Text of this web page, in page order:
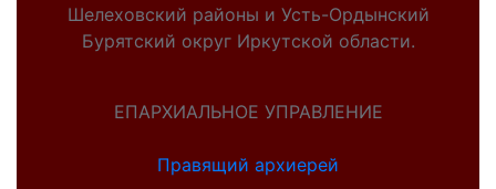
Шелеховский районы и Усть-Ордынский
Бурятский округ Иркутской области.
ЕПАРХИАЛЬНОЕ УПРАВЛЕНИЕ
Правящий архиерей